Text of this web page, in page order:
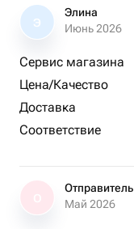
Э
Элина
Июнь 2026
Сервис магазина
Цена/Качество
Доставка
Соответствие
Отправитель
Май 2026